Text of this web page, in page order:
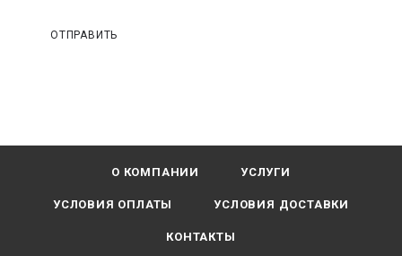
ОТПРАВИТЬ
О КОМПАНИИ УСЛУГИ
УСЛОВИЯ ОПЛАТЫ УСЛОВИЯ ДОСТАВКИ
КОНТАКТЫ